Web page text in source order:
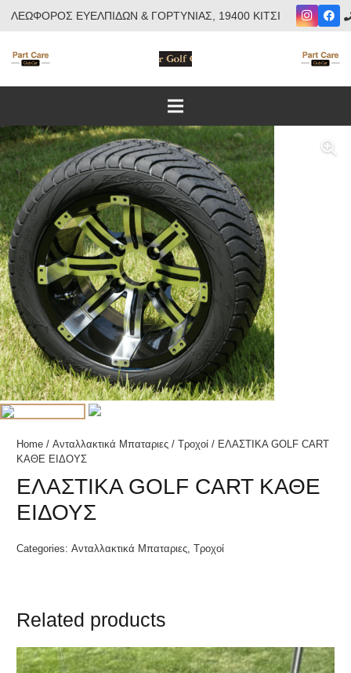
ΛΕΩΦΟΡΟΣ ΕΥΕΛΠΙΔΩΝ & ΓΟΡΤΥΝΙΑΣ, 19400 ΚΙΤΣΙ
Home / Ανταλλακτικά Μπαταριες / Τροχοί / ΕΛΑΣΤΙΚΑ GOLF CART
ΚΑΘΕ ΕΙΔΟΥΣ
ΕΛΑΣΤΙΚΑ GOLF CART ΚΑΘΕ
ΕΙΔΟΥΣ
Categories: Ανταλλακτικά Μπαταριες, Τροχοί
Related products